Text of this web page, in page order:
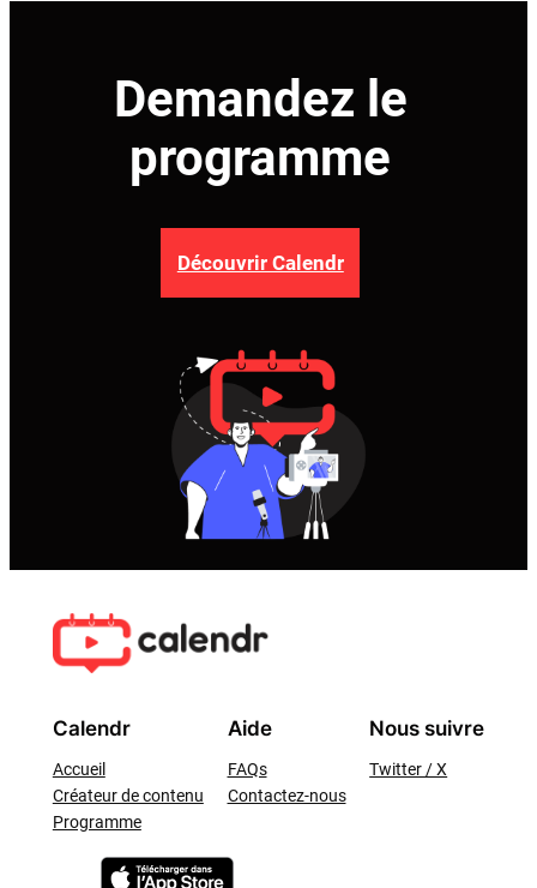
Demandez le
programme
Découvrir Calendr
Calendr
Accueil
Créateur de contenu
Programme
Aide
FAQs
Contactez-nous
Nous suivre
Twitter / X